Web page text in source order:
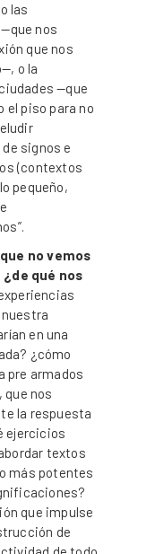
las
nos
que nos
o la
—que
el piso para no
signos e
(contextos
pequeño,
no vemos
qué nos
en una
¿cómo
pre armados
que nos
la respuesta
ejercicios
textos
más potentes
que impulse
de